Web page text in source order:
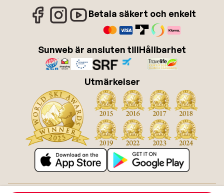
Betala säkert och enkelt
Sunweb är ansluten tillHållbarhet
Utmärkelser